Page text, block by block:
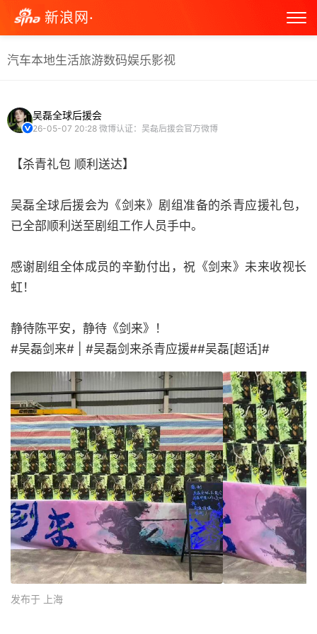
新浪网·
汽车本地生活旅游数码娱乐影视
吴磊全球后援会
26-05-07 20:28 微博认证：吴磊后援会官方微博
【杀青礼包 顺利送达】
吴磊全球后援会为《剑来》剧组准备的杀青应援礼包，
已全部顺利送至剧组工作人员手中。
感谢剧组全体成员的辛勤付出，祝《剑来》未来收视长
虹！
静待陈平安，静待《剑来》！
#吴磊剑来# | #吴磊剑来杀青应援##吴磊[超话]# ​
发布于 上海